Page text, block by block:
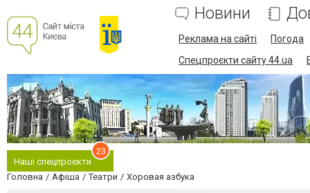
Новини
Реклама на сайті
Погода
Спецпроєкти сайту 44.ua
Наші спецпроєкти
23
Головна Афіша Театри Хоровая азбука